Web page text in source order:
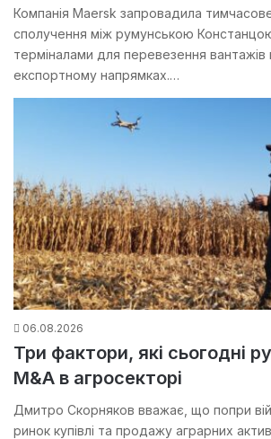
Компанія Maersk запровадила
сполучення між румунською
терміналами для перевезення вантажів
експортному напрямках.…
06.08.2026
Три фактори, які сьогодні
M&A в агросекторі
Дмитро Скорняков вважає, що попри
ринок купівлі та продажу аграрних